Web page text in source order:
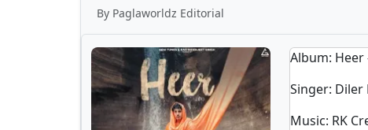
By Paglaworldz Editorial
Album:
Singer: Diler
Music: RK